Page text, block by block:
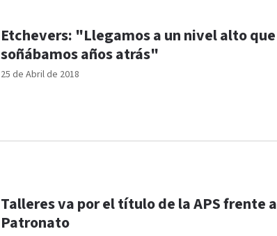
25 de Abril de 2018
Etchevers: "Llegamos a un nivel alto que
soñábamos años atrás"
Talleres va por el título de la APS frente a
Patronato